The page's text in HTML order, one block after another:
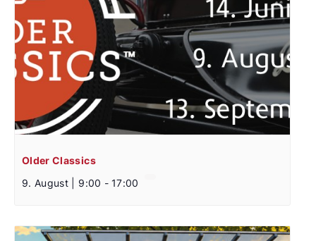
Older Classics
9. August | 9:00 - 17:00